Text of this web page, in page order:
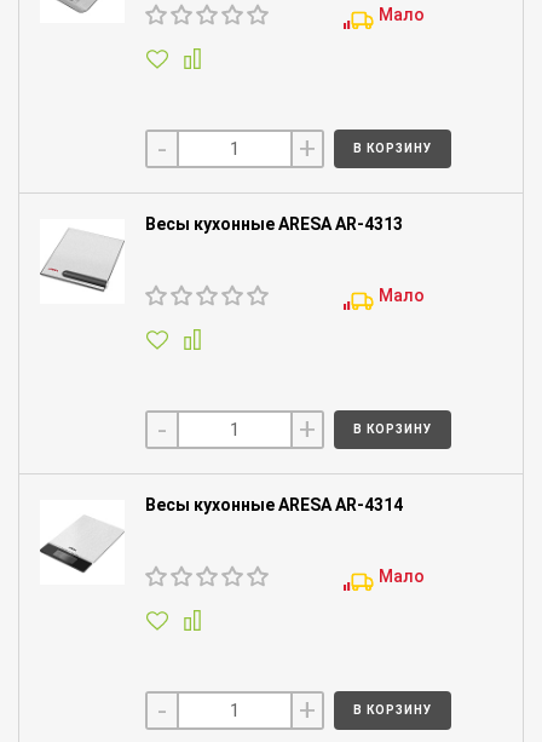
Мало
- + В КОРЗИНУ
Весы кухонные ARESA AR-4313
Мало
- + В КОРЗИНУ
Весы кухонные ARESA AR-4314
Мало
- + В КОРЗИНУ